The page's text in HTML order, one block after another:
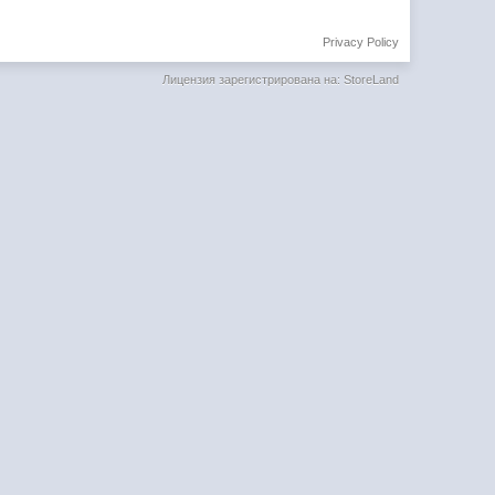
Privacy Policy
Лицензия зарегистрирована на: StoreLand